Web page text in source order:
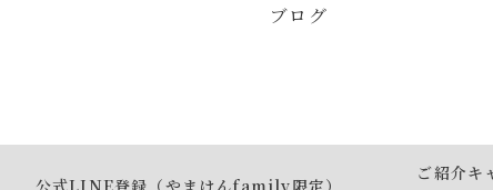
ブログ
ご紹介